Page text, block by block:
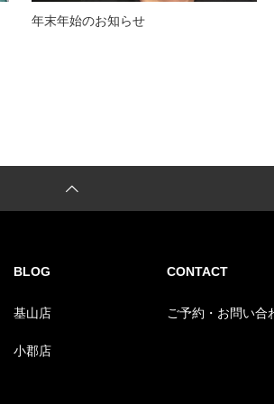
年末年始のお知らせ
BLOG
基山店
小郡店
CONTACT
ご予約・お問い合